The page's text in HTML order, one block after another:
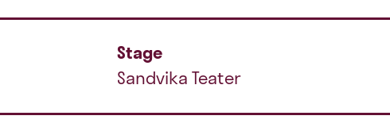
Stage
Sandvika Teater